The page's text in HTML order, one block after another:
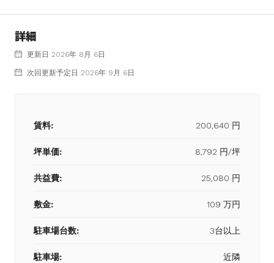
詳細
更新日 2026年 8月 6日
次回更新予定日 2026年 9月 6日
賃料: 200,640 円
坪単価: 8,792 円/坪
共益費: 25,080 円
敷金: 109 万円
駐車場台数: 3台以上
駐車場: 近隣